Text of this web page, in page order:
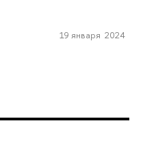
19 января 2024